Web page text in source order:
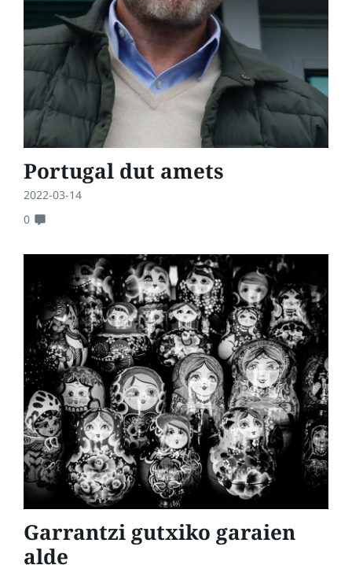
Portugal dut amets
2022-03-14
0
Garrantzi gutxiko garaien
alde